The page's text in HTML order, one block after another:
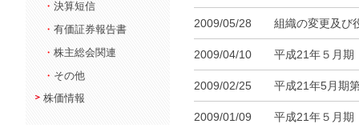
・ 決算短信
・ 有価証券報告書
・ 株主総会関連
・ その他
株価情報
2009/05/28 組織の変更及び
2009/04/10 平成21年５月
2009/02/25 平成21年5月期
2009/01/09 平成21年５月